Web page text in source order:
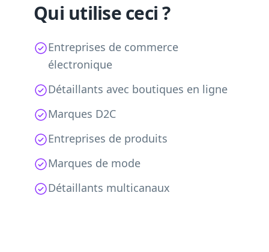
Qui utilise ceci ?
Entreprises de commerce
électronique
Détaillants avec boutiques en ligne
Marques D2C
Entreprises de produits
Marques de mode
Détaillants multicanaux